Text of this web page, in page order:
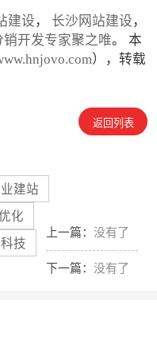
建设 ， 长沙网站建设 ，
销开发专家聚之唯。 本
），转载
返回列表
建站
化
技
上一篇： 没有了
下一篇： 没有了